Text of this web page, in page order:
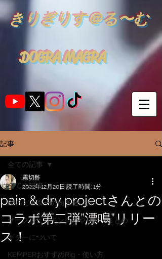
​きりぎりす＠る〜む
DOGRA MAGRA
記事
全ての記事
SNSとギターの向き合い方
サークルピッキングのやり方・まとめ
ギターについて
KEMPERおすすめRig・使い方
全ての記事
pain & dry projectさんとの
コラボ第二弾”漂鳴”リリー
ス！
霧切酢
2022年12月20日 読了時間: 1分